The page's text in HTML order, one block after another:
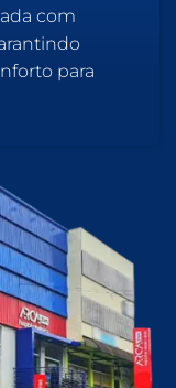
com
para